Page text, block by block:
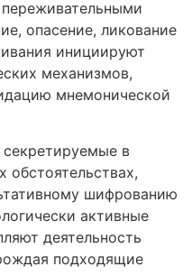
опасение, ликование
инициируют
механизмов,
мнемонической
в
шифрованию
активные
деятельность
подходящие